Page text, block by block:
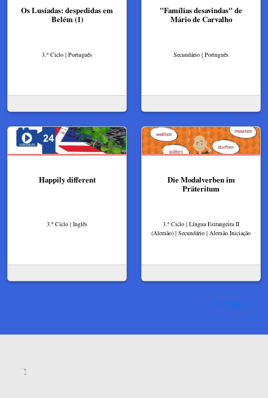
Os Lusíadas: despedidas em
Belém (1)
3.º Ciclo | Português
"Famílias desavindas" de
Mário de Carvalho
Secundário | Português
Happily different
3.º Ciclo | Inglês
Die Modalverben im
Präteritum
3.º Ciclo | Língua Estrangeira II
(Alemão) | Secundário | Alemão Iniciação
Ver mais